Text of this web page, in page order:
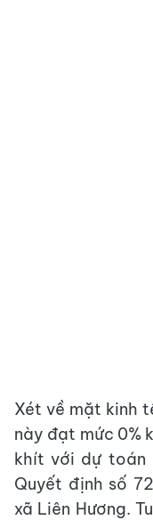
Xét về mặt kinh
này đạt mức 0%
khít với dự toán
Quyết định số
xã Liên Hương.